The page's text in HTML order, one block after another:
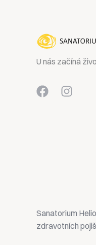
U nás začíná
Sanatorium
zdravotních